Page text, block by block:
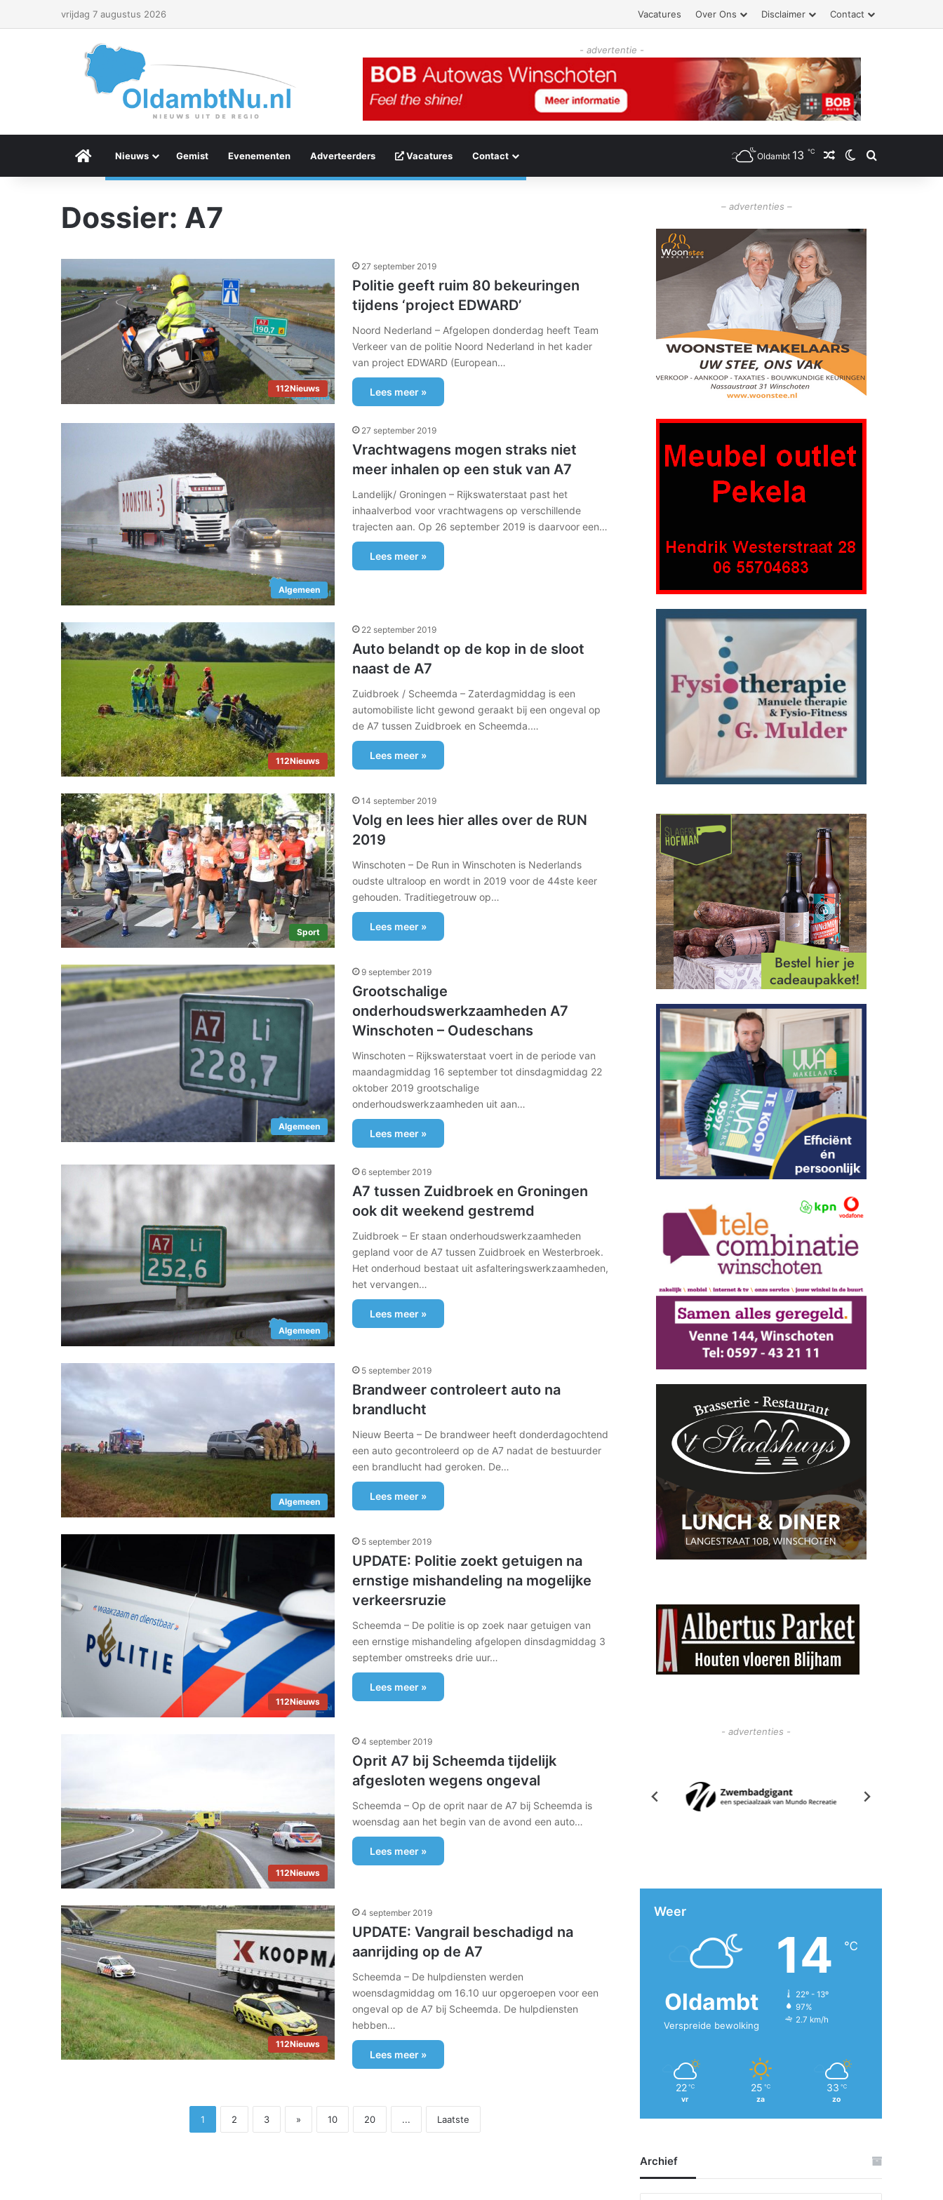
vrijdag 7 augustus 2026 Vacatures Over Ons Disclaimer Contact
- advertentie -
Menu Item
Nieuws Gemist Evenementen Adverteerders Vacatures Contact Oldambt 13 ℃ Willekeurig artikel
Switch skin
Zoeken
Dossier: A7
112Nieuws
27 september 2019
Politie geeft ruim 80 bekeuringen
tijdens ‘project EDWARD’
Noord Nederland – Afgelopen donderdag heeft Team
Verkeer van de politie Noord Nederland in het kader
van project EDWARD (European…
Lees meer »
Algemeen
27 september 2019
Vrachtwagens mogen straks niet
meer inhalen op een stuk van A7
Landelijk/ Groningen – Rijkswaterstaat past het
inhaalverbod voor vrachtwagens op verschillende
trajecten aan. Op 26 september 2019 is daarvoor een…
Lees meer »
112Nieuws
22 september 2019
Auto belandt op de kop in de sloot
naast de A7
Zuidbroek / Scheemda – Zaterdagmiddag is een
automobiliste licht gewond geraakt bij een ongeval op
de A7 tussen Zuidbroek en Scheemda.…
Lees meer »
Sport
14 september 2019
Volg en lees hier alles over de RUN
2019
Winschoten – De Run in Winschoten is Nederlands
oudste ultraloop en wordt in 2019 voor de 44ste keer
gehouden. Traditiegetrouw op…
Lees meer »
Algemeen
9 september 2019
Grootschalige
onderhoudswerkzaamheden A7
Winschoten – Oudeschans
Winschoten – Rijkswaterstaat voert in de periode van
maandagmiddag 16 september tot dinsdagmiddag 22
oktober 2019 grootschalige
onderhoudswerkzaamheden uit aan…
Lees meer »
Algemeen
6 september 2019
A7 tussen Zuidbroek en Groningen
ook dit weekend gestremd
Zuidbroek – Er staan onderhoudswerkzaamheden
gepland voor de A7 tussen Zuidbroek en Westerbroek.
Het onderhoud bestaat uit asfalteringswerkzaamheden,
het vervangen…
Lees meer »
Algemeen
5 september 2019
Brandweer controleert auto na
brandlucht
Nieuw Beerta – De brandweer heeft donderdagochtend
een auto gecontroleerd op de A7 nadat de bestuurder
een brandlucht had geroken. De…
Lees meer »
112Nieuws
5 september 2019
UPDATE: Politie zoekt getuigen na
ernstige mishandeling na mogelijke
verkeersruzie
Scheemda – De politie is op zoek naar getuigen van
een ernstige mishandeling afgelopen dinsdagmiddag 3
september omstreeks drie uur…
Lees meer »
112Nieuws
4 september 2019
Oprit A7 bij Scheemda tijdelijk
afgesloten wegens ongeval
Scheemda – Op de oprit naar de A7 bij Scheemda is
woensdag aan het begin van de avond een auto…
Lees meer »
112Nieuws
4 september 2019
UPDATE: Vangrail beschadigd na
aanrijding op de A7
Scheemda – De hulpdiensten werden
woensdagmiddag om 16.10 uur opgeroepen voor een
ongeval op de A7 bij Scheemda. De hulpdiensten
hebben…
Lees meer »
1 2 3 » 10 20 ... Laatste
– advertenties –
- advertenties -
Weer
Oldambt
Verspreide bewolking
14 ℃
22º - 13º
97%
2.7 km/h
22 ℃
vr
25 ℃
za
33 ℃
zo
Archief